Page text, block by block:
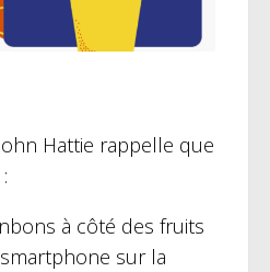
Hattie rappelle que
à côté des fruits
sur la